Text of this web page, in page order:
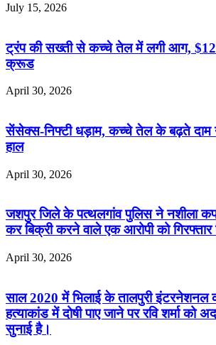
July 15, 2026
ट्रंप की सख्ती से कच्चे तेल में लगी आग,
क्रूड
April 30, 2026
सेंसेक्स-निफ्टी धड़ाम, कच्चे तेल के बढ़ते दाम ने
हाल
April 30, 2026
जशपुर जिले के पत्थलगांव पुलिस ने नशीला
कर बिक्री करने वाले एक आरोपी को गिरफ्तार
April 30, 2026
साल 2020 में भिलाई के तालपुरी इंटरनेशनल
हत्याकांड में दोषी पाए जाने पर रवि शर्मा को
सुनाई है।